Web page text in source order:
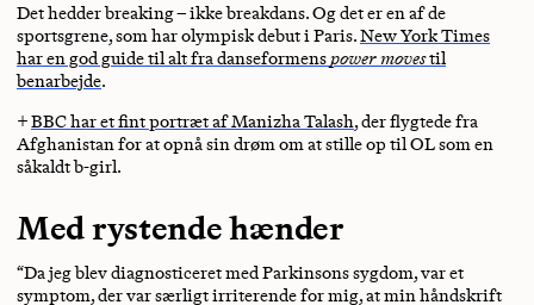
Det hedder breaking – ikke breakdans. Og det er en af de
sportsgrene, som har olympisk debut i Paris.New York Times
har en god guide til alt fra danseformenspower movestil
benarbejde.
+BBC har et fint portræt af Manizha Talash, der flygtede fra
Afghanistan for at opnå sin drøm om at stille op til OL som en
såkaldt b-girl.
Med rystende hænder
“Da jeg blev diagnosticeret med Parkinsons sygdom, var et
symptom, der var særligt irriterende for mig, at min håndskrift